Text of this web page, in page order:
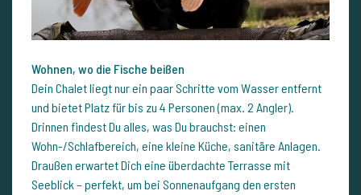
Wohnen, wo die Fische beißen
Dein Chalet liegt nur ein paar Schritte vom Wasser entfernt
und bietet Platz für bis zu 4 Personen (max. 2 Angler).
Drinnen findest Du alles, was Du brauchst: einen
Wohn-/Schlafbereich, eine kleine Küche, sanitäre Anlagen.
Draußen erwartet Dich eine überdachte Terrasse mit
Seeblick – perfekt, um bei Sonnenaufgang den ersten